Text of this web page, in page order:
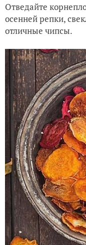
Отведайте
осенней репки,
отличные чипсы.